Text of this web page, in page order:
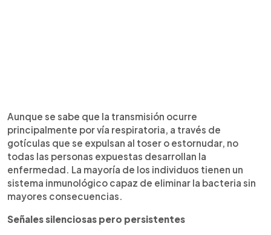
Aunque se sabe que la transmisión ocurre
principalmente por vía respiratoria, a través de
gotículas que se expulsan al toser o estornudar, no
todas las personas expuestas desarrollan la
enfermedad. La mayoría de los individuos tienen un
sistema inmunológico capaz de eliminar la bacteria sin
mayores consecuencias.
Señales silenciosas pero persistentes